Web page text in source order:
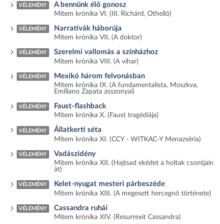
VÉLEMÉNY A bennünk élő gonosz
Mitem krónika VI. (III. Richárd, Othelló)
VÉLEMÉNY Narratívák háborúja
Mitem krónika VII. (A doktor)
VÉLEMÉNY Szerelmi vallomás a színházhoz
Mitem krónika VIII. (A vihar)
VÉLEMÉNY Mexikó három felvonásban
Mitem krónika IX. (A fundamentalista, Moszkva,
Emiliano Zapata asszonyai)
VÉLEMÉNY Faust-flashback
Mitem krónika X. (Faust tragédiája)
VÉLEMÉNY Állatkerti séta
Mitem krónika XI. (CCY - WITKAC-Y Menazséria)
VÉLEMÉNY Vadászidény
Mitem krónika XII. (Hajtsad ekédet a holtak csontjain
át)
VÉLEMÉNY Kelet-nyugat mesteri párbeszéde
Mitem krónika XIII. (A megesett hercegnő története)
VÉLEMÉNY Cassandra ruhái
Mitem krónika XIV. (Resurrexit Cassandra)